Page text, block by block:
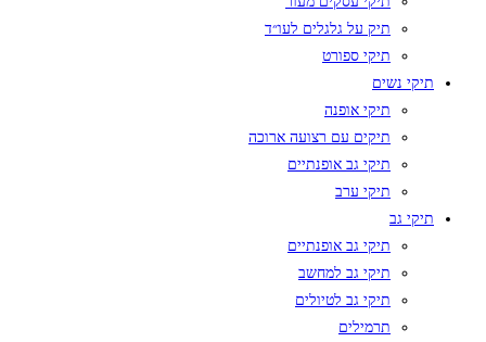
תיק על גלגלים לעו״ד
תיקי ספורט
תיקי נשים
תיקי אופנה
תיקים עם רצועה ארוכה
תיקי גב אופנתיים
תיקי ערב
תיקי גב
תיקי גב אופנתיים
תיקי גב למחשב
תיקי גב לטיולים
תרמילים